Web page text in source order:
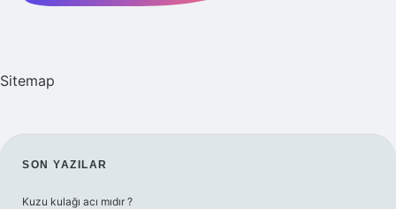
Sitemap
SIDEBAR
SON YAZILAR
Kuzu kulağı acı mıdır ?